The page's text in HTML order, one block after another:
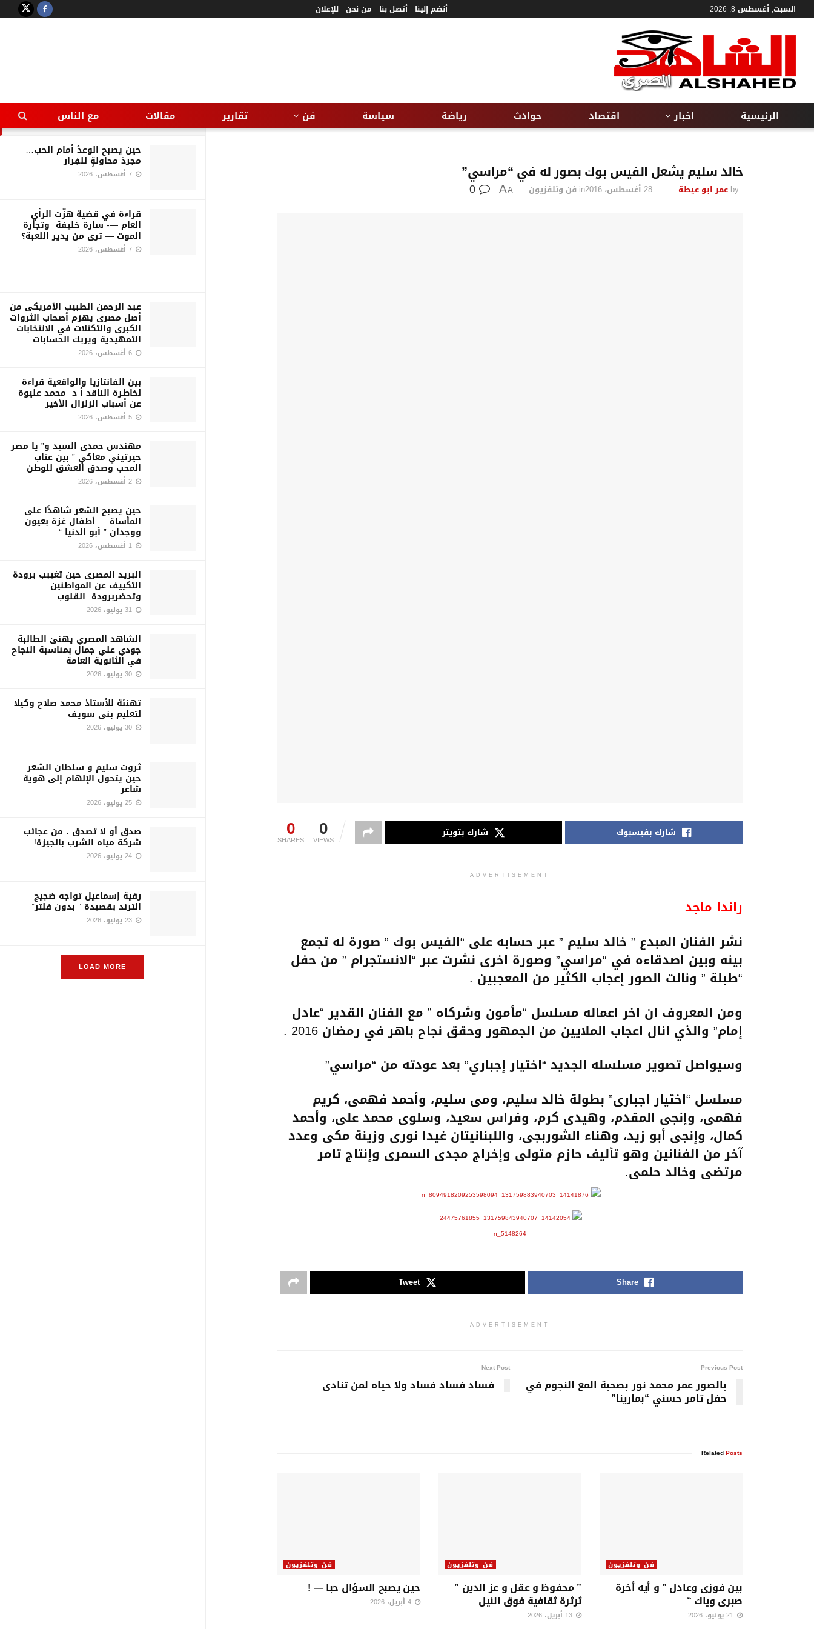
LATEST
له في “مراسي”
حين يصبح الوعدُ أمام الحب…
مجردَ محاولةٍ للفِرار
قراءة في قضية هزّت الرأي
العام —- سارة خليفة وتجارة
الموت — ترى من يدير اللعبة؟
عبد الرحمن الطبيب الأمريكى من
أصل مصرى يهزم أصحاب الثروات
الكبرى والتكتلات في الانتخابات
التمهيدية ويربك الحسابات
بين الفانتازيا والواقعية قراءة
لخاطرة الناقد أ د محمد عليوة
عن أسباب الزلزال الأخير
مهندس حمدى السيد و” يا مصر
حيرتيني معاكي ” بين عتاب
المحب وصدق العشق للوطن
حين يصبح الشعر شاهدًا على
المأساة — أطفال غزة بعيون
ووجدان ” أبو الدنيا “
البريد المصرى حين تغيبب برودة
التكييف عن المواطنين…
وتحضربرودة القلوب
الشاهد المصري يهنئ الطالبة
جودي علي جمال بمناسبة النجاح
في الثانوية العامة
تهنئة للأستاذ محمد صلاح وكيلا
لتعليم بنى سويف
ثروت سليم و سلطان الشعر…
حين يتحول الإلهام إلى هوية
شاعر
صدق أو لا تصدق ، من عجائب
شركة مياه الشرب بالجيزة!
رقية إسماعيل تواجه ضجيج
الترند بقصيدة ” بدون فلتر”
LOAD MORE
السبت, أغسطس 8, 2026 أنضم إلينا أتصل بنا من نحن للإعلان
الرئيسية اخبار اقتصاد حوادث رياضة سياسة فن تقارير مقالات مع الناس
خالد سليم يشعل الفيس بوك بصور له في “مراسي”
by عمر ابو عيطة 28 أغسطس، 2016 in فن وتلفزيون A
A
0
SHARES 0
VIEWS
شارك بفيسبوك شارك بتويتر
ADVERTISEMENT
راندا ماجد
نشر الفنان المبدع ” خالد سليم ” عبر حسابه على “الفيس بوك ” صورة له تجمع
بينه وبين اصدقاءه في “مراسي” وصورة اخرى نشرت عبر “الانستجرام ” من حفل
“طبلة ” ونالت الصور إعجاب الكثير من المعجبين .
ومن المعروف ان اخر اعماله مسلسل “مأمون وشركاه ” مع الفنان القدير “عادل
إمام” والذي انال اعجاب الملايين من الجمهور وحقق نجاح باهر في رمضان 2016 .
وسيواصل تصوير مسلسله الجديد “اختيار إجباري” بعد عودته من “مراسي”
مسلسل “اختيار اجبارى” بطولة خالد سليم، ومى سليم، وأحمد فهمى، كريم
فهمى، وإنجى المقدم، وهيدى كرم، وفراس سعيد، وسلوى محمد على، وأحمد
كمال، وإنجى أبو زيد، وهناء الشوربجى، واللبنانيتان غيدا نورى وزينة مكى وعدد
آخر من الفنانين وهو تأليف حازم متولى وإخراج مجدى السمرى وإنتاج تامر
مرتضى وخالد حلمى.
Share
Tweet
ADVERTISEMENT
Previous Post
بالصور عمر محمد نور بصحبة المع النجوم في
حفل تامر حسني “بمارينا”
Next Post
فساد فساد فساد ولا حياه لمن تنادى
RelatedPosts
فن وتلفزيون
بين فوزى وعادل ” و أيه أخرة
صبرى وياك “
فن وتلفزيون
” محفوظ و عقل و عز الدين ”
ثرثرة ثقافية فوق النيل
فن وتلفزيون
حين يصبح السؤال حبا — !